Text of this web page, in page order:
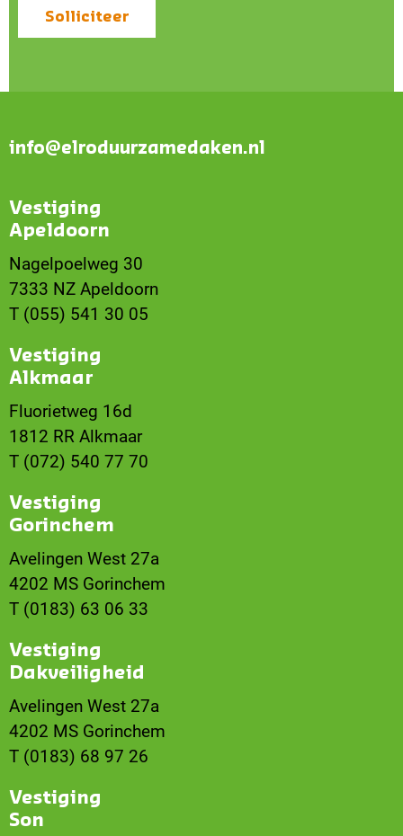
Solliciteer
info@elroduurzamedaken.nl
Vestiging
Apeldoorn
Nagelpoelweg 30
7333 NZ Apeldoorn
T (055) 541 30 05
Vestiging
Alkmaar
Fluorietweg 16d
1812 RR Alkmaar
T (072) 540 77 70
Vestiging
Gorinchem
Avelingen West 27a
4202 MS Gorinchem
T (0183) 63 06 33
Vestiging
Dakveiligheid
Avelingen West 27a
4202 MS Gorinchem
T (0183) 68 97 26
Vestiging
Son